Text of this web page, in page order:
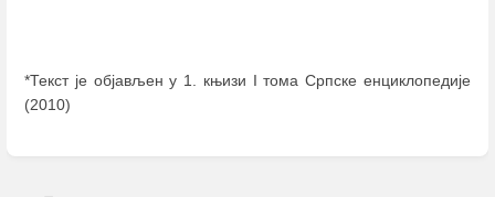
*Текст је објављен у 1. књизи I тома Српске енциклопедије
(2010)